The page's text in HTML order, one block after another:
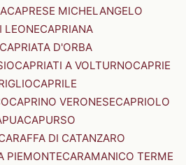
CAPRESE MICHELANGELO
LEONECAPRIANA
CAPRIATA D'ORBA
CAPRIATI A VOLTURNOCAPRIE
CAPRILE
CAPRINO VERONESECAPRIOLO
CAPURSO
DI CATANZARO
PIEMONTECARAMANICO TERME